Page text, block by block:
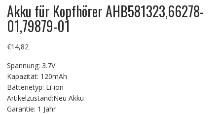
Akku für Kopfhörer AHB581323,66278-
01,79879-01
€14,82
Spannung: 3.7V
Kapazität: 120mAh
Batterietyp: Li-ion
Artikelzustand:Neu Akku
Garantie: 1 Jahr